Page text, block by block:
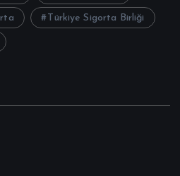
Türkiye Sigorta Birliği